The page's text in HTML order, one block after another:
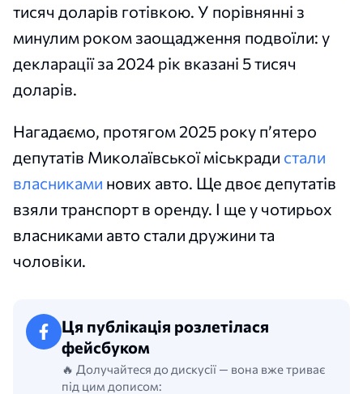
тисяч доларів готівкою. У порівнянні з
минулим роком заощадження подвоїли: у
декларації за 2024 рік вказані 5 тисяч
доларів.
Нагадаємо, протягом 2025 року п’ятеро
депутатів Миколаївської міськради стали
власниками нових авто. Ще двоє депутатів
взяли транспорт в оренду. І ще у чотирьох
власниками авто стали дружини та
чоловіки.
Ця публікація розлетілася
фейсбуком
🔥 Долучайтеся до дискусії — вона вже триває
під цим дописом: